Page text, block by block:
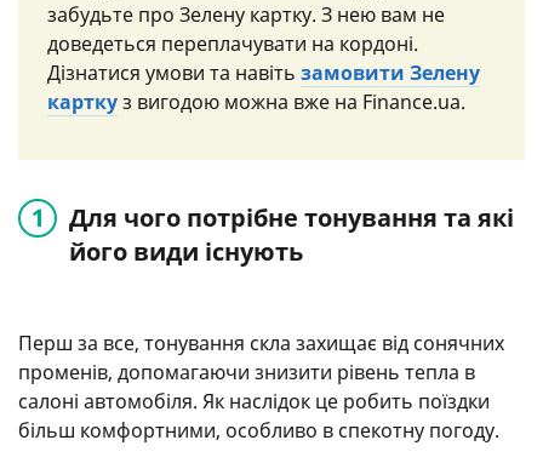
забудьте про Зелену картку. З нею вам не
доведеться переплачувати на кордоні.
Дізнатися умови та навіть замовити Зелену
карткуз вигодою можна вже на Finance.ua.
Для чого потрібне тонування та які
його види існують
Перш за все, тонування скла захищає від сонячних
променів, допомагаючи знизити рівень тепла в
салоні автомобіля. Як наслідок це робить поїздки
більш комфортними, особливо в спекотну погоду.